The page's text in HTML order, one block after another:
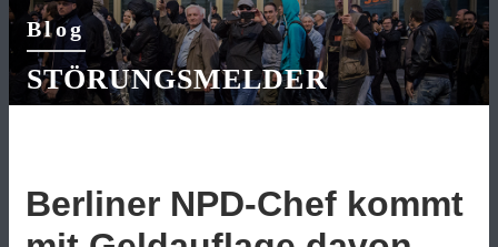
Blog
STÖRUNGSMELDER
Berliner NPD-Chef kommt